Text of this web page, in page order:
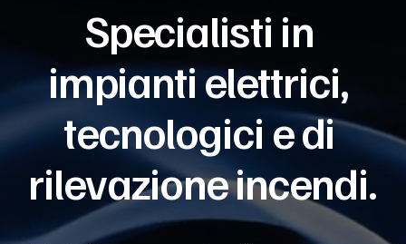
Specialisti in
impianti elettrici,
tecnologici e di
rilevazione incendi.